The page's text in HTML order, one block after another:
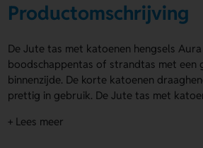
Productomschrijving
De Jute tas met katoenen hengsels
boodschappentas of strandtas met een
binnenzijde. De korte katoenen
prettig in gebruik. De Jute tas met
naam of eigen ontwerp aanbrengen op
+ Lees meer